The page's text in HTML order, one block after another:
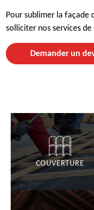
Pour sublimer la façade
solliciter nos services de
Demander un
COUVERTURE